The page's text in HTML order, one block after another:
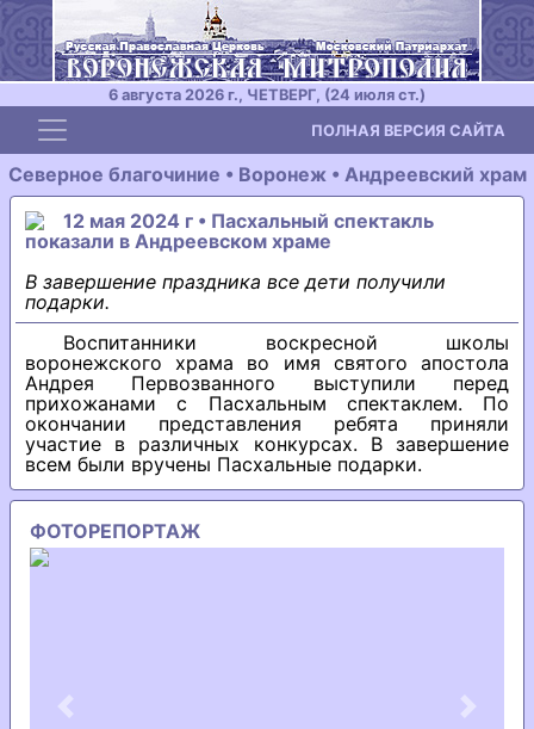
6 августа 2026 г., ЧЕТВЕРГ, (24 июля ст.)
Toggle navigation ПОЛНАЯ ВЕРСИЯ САЙТА
Северное благочиние • Воронеж • Андреевский храм
12 мая 2024 г • Пасхальный спектакль
показали в Андреевском храме
В завершение праздника все дети получили
подарки.
Воспитанники воскресной школы
воронежского храма во имя святого апостола
Андрея Первозванного выступили перед
прихожанами с Пасхальным спектаклем. По
окончании представления ребята приняли
участие в различных конкурсах. В завершение
всем были вручены Пасхальные подарки.
ФОТОРЕПОРТАЖ
Previous Next